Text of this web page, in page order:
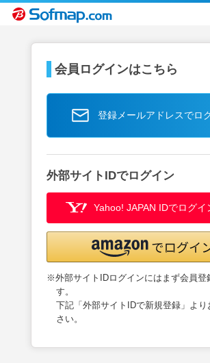
会員ログインはこちら
登録メールアドレスでロ
外部サイトIDでログイン
Yahoo! JAPAN IDでログイ
※外部サイトIDログインにはまず会員登
す。
下記「外部サイトIDで新規登録」より
さい。